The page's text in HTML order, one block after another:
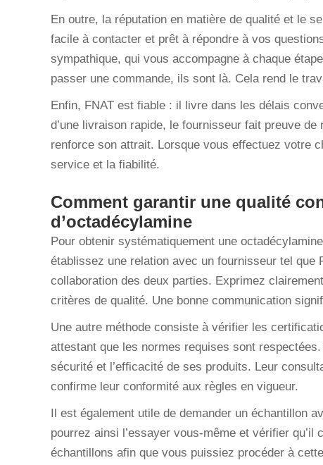
En outre, la réputation en matière de qualité et le
facile à contacter et prêt à répondre à vos
sympathique, qui vous accompagne à chaque
passer une commande, ils sont là. Cela rend le
Enfin, FNAT est fiable : il livre dans les délais
d’une livraison rapide, le fournisseur fait preuve
renforce son attrait. Lorsque vous effectuez votre
service et la fiabilité.
Comment garantir une qualité
d’octadécylamine
Pour obtenir systématiquement une
établissez une relation avec un fournisseur tel que
collaboration des deux parties. Exprimez
critères de qualité. Une bonne communication
Une autre méthode consiste à vérifier les
attestant que les normes requises sont
sécurité et l’efficacité de ses produits. Leur
confirme leur conformité aux règles en vigueur.
Il est également utile de demander un échantillon
pourrez ainsi l’essayer vous-même et vérifier
échantillons afin que vous puissiez procéder à